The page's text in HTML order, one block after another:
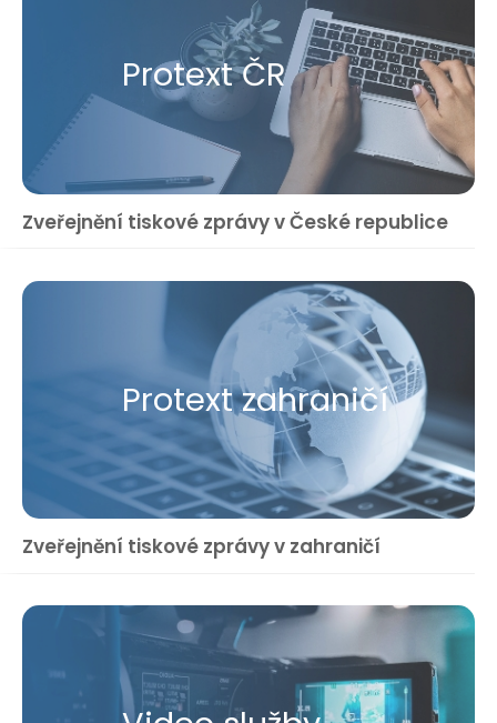
Protext ČR
Zveřejnění tiskové zprávy v České republice
Protext zahraničí
Zveřejnění tiskové zprávy v zahraničí